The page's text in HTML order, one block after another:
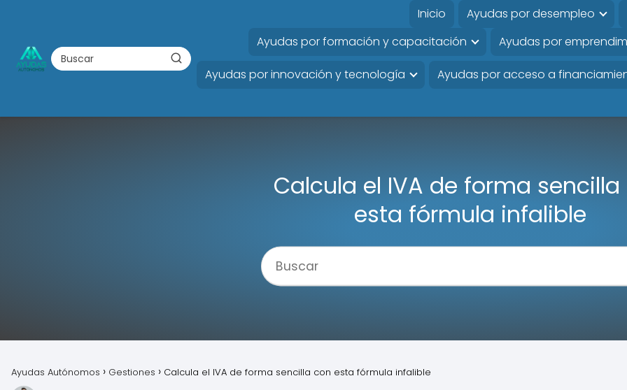
Inicio Ayudas por desempleo
Ayudas por formación y capacitación
Ayudas por
Ayudas por innovación y tecnología Ayudas por acceso a
Calcula el IVA de forma
esta fórmula infalible
Ayudas Autónomos Gestiones
Calcula el IVA de forma sencilla con esta fórmula infalible